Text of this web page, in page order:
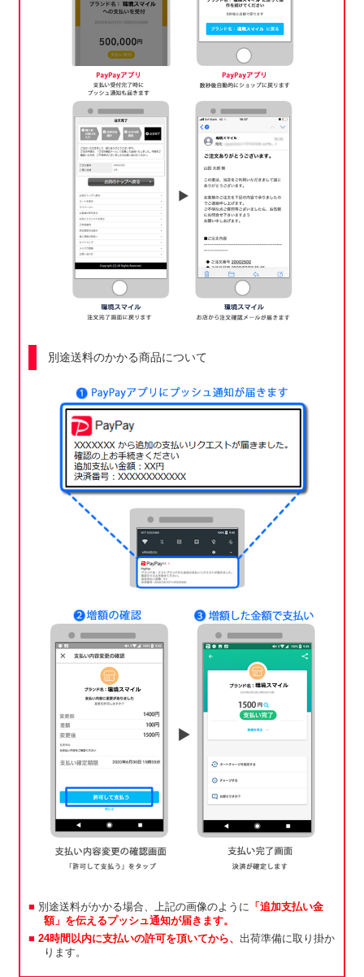
別途送料のかかる商品について
別途送料がかかる場合、上記の画像のように 「追加支払い金
額」を伝えるプッシュ通知が届きます。
24時間以内に支払いの許可を頂いてから、 出荷準備に取り掛か
ります。